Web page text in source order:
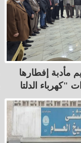
مأدبة إفطارها